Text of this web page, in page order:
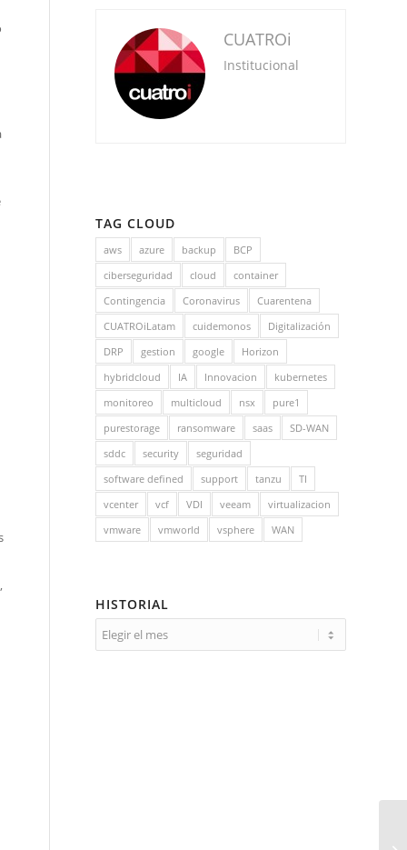
CUATROi
Institucional
TAG CLOUD
aws azure backup
BCP
ciberseguridad
cloud
container
Contingencia
Coronavirus
Cuarentena
CUATROiLatam
cuidemonos
Digitalización
DRP
gestion google
Horizon
hybridcloud
IA Innovacion
kubernetes
monitoreo
multicloud nsx
pure1
purestorage
ransomware saas
SD-WAN
sddc
security
seguridad
software defined
support tanzu
TI
vcenter
vcf VDI veeam
virtualizacion
vmware
vmworld vsphere WAN
HISTORIAL